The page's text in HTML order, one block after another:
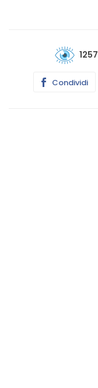
1257
Condividi